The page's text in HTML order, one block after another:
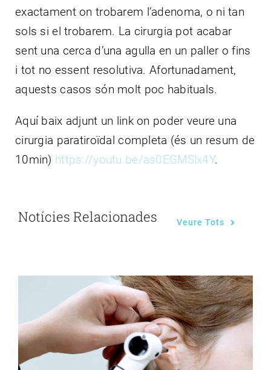
exactament on trobarem l’adenoma, o ni tan
sols si el trobarem. La cirurgia pot acabar
sent una cerca d’una agulla en un paller o fins
i tot no essent resolutiva. Afortunadament,
aquests casos són molt poc habituals.
Aquí baix adjunt un link on poder veure una
cirurgia paratiroïdal completa (és un resum de
10min) https://youtu.be/as0EGMSlx4Y.
Notícies Relacionades Veure Tots